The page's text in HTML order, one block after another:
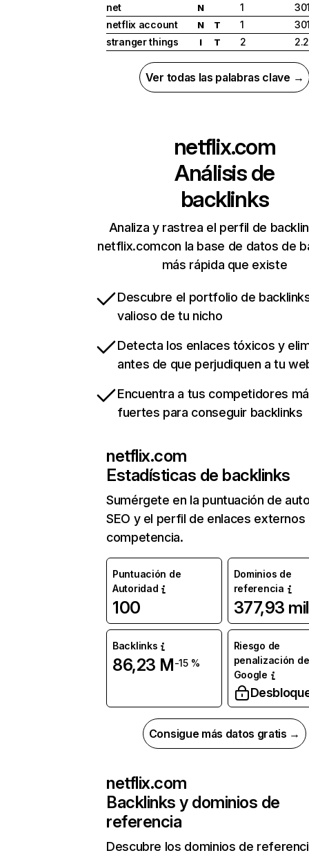
net
N 1
netflix account
N T 1
stranger things
I T 2
Ver todas las palabras clave →
netflix.com
Análisis de
backlinks
Analiza y rastrea el perfil de
netflix.comcon la base de datos de
más rápida que existe
Descubre el portfolio de
valioso de tu nicho
Detecta los enlaces tóxicos y
antes de que perjudiquen a tu
Encuentra a tus competidores
fuertes para conseguir backlinks
netflix.com
Estadísticas de backlinks
Sumérgete en la puntuación de
SEO y el perfil de enlaces externos
competencia.
Puntuación de
Autoridad
100
Dominios de
referencia
377,93 mil
Backlinks
86,23 M-15 %
Riesgo de
penalización de
Google
Consigue más datos gratis →
netflix.com
Backlinks y dominios de
referencia
Descubre los dominios de